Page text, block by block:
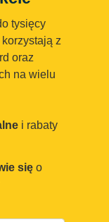
tysięcy
z
oraz
na wielu
i rabaty
się o